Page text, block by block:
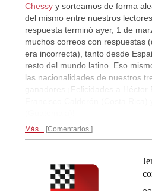
Chessy y sorteamos de forma
del mismo entre nuestros
respuesta terminó ayer, 1 de
muchos correos con respuestas
era incorrecta), tanto desde
resto del mundo latino. Eso
las nacionalidades de nuestros
ganadores ¡Felicidades a Héctor
Más... Comentarios